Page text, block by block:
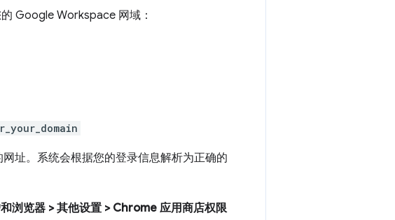
Google Workspace 网域：
址。系统会根据您的登录信息解析为正确的
浏览器 > 其他设置 > Chrome 应用商店权限